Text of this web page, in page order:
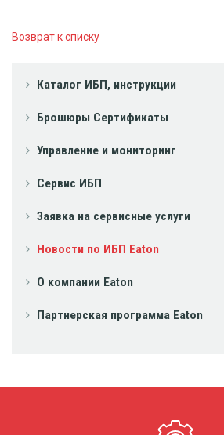
Каталог ИБП, инструкции
Брошюры Сертификаты
Управление и мониторинг
Сервис ИБП
Заявка на сервисные услуги
Новости по ИБП Eaton
О компании Eaton
Партнерская программа Eaton
Возврат к списку